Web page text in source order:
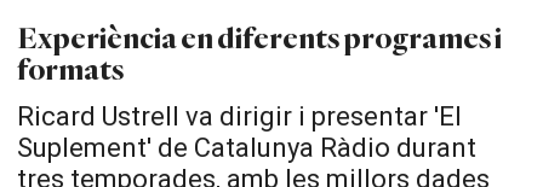
Experiència en diferents programes i
formats
Ricard Ustrell va dirigir i presentar 'El
Suplement' de Catalunya Ràdio durant
tres temporades, amb les millors dades